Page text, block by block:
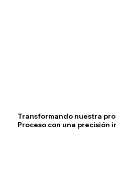
Transformando nuestra
Proceso con una precisión